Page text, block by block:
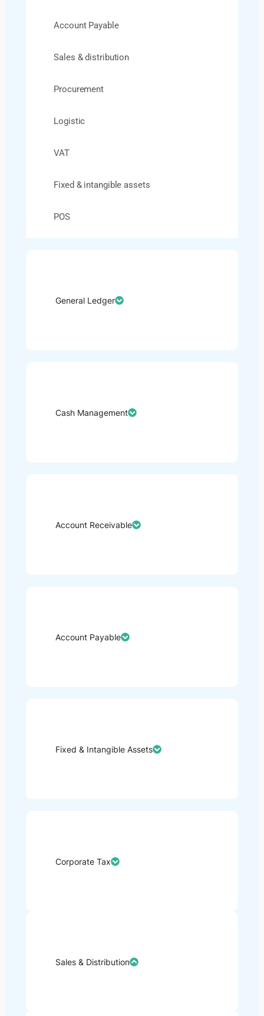
Account Payable​
Sales & distribution​
Procurement​
Logistic
VAT
Fixed & intangible assets​
POS
General Ledger
Cash Management
Account Receivable​
Account Payable
Fixed & Intangible Assets​
Corporate Tax
Sales & Distribution